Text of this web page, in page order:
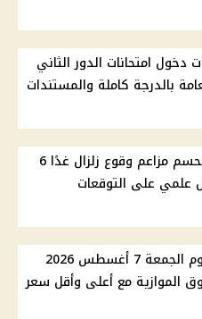
دخول امتحانات الدور الثاني
العامة بالدرجة كاملة والمستندات
البحوث الفلكية تحسم مزاعم وقوع زلزال غدًا 6
على التوقعات
أسعار الدولار اليوم الجمعة 7 أغسطس 2026
الموازية مع أعلى وأقل سعر